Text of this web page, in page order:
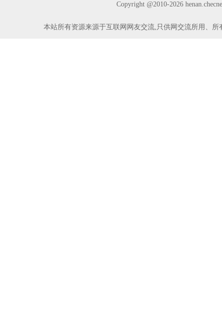
Copyright @2010-2026
本站所有资源来源于互联网网友交流,只供网交流所用、